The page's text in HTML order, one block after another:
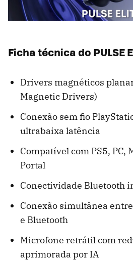
Ficha técnica do PULSE
Drivers magnéticos
Magnetic Drivers)
Conexão sem fio
ultrabaixa latência
Compatível com PS5, PC,
Portal
Conectividade Bluetooth
Conexão simultânea
e Bluetooth
Microfone retrátil com
aprimorada por IA